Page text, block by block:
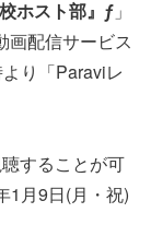
ホスト部』ƒ 」
画配信サービス
り「Paraviレ
することが可
1月9日(月・祝)